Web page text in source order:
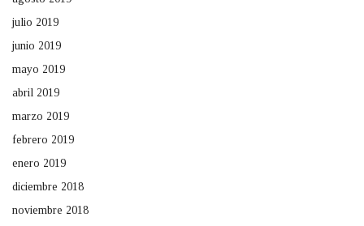
julio 2019
junio 2019
mayo 2019
abril 2019
marzo 2019
febrero 2019
enero 2019
diciembre 2018
noviembre 2018